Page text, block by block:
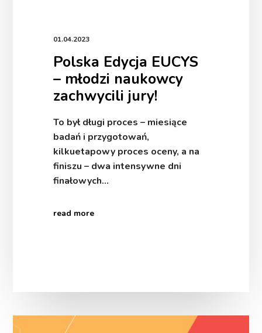
01.04.2023
Polska Edycja EUCYS
– młodzi naukowcy
zachwycili jury!
To był długi proces – miesiące
badań i przygotowań,
kilkuetapowy proces oceny, a na
finiszu – dwa intensywne dni
finałowych…
read more
Polska